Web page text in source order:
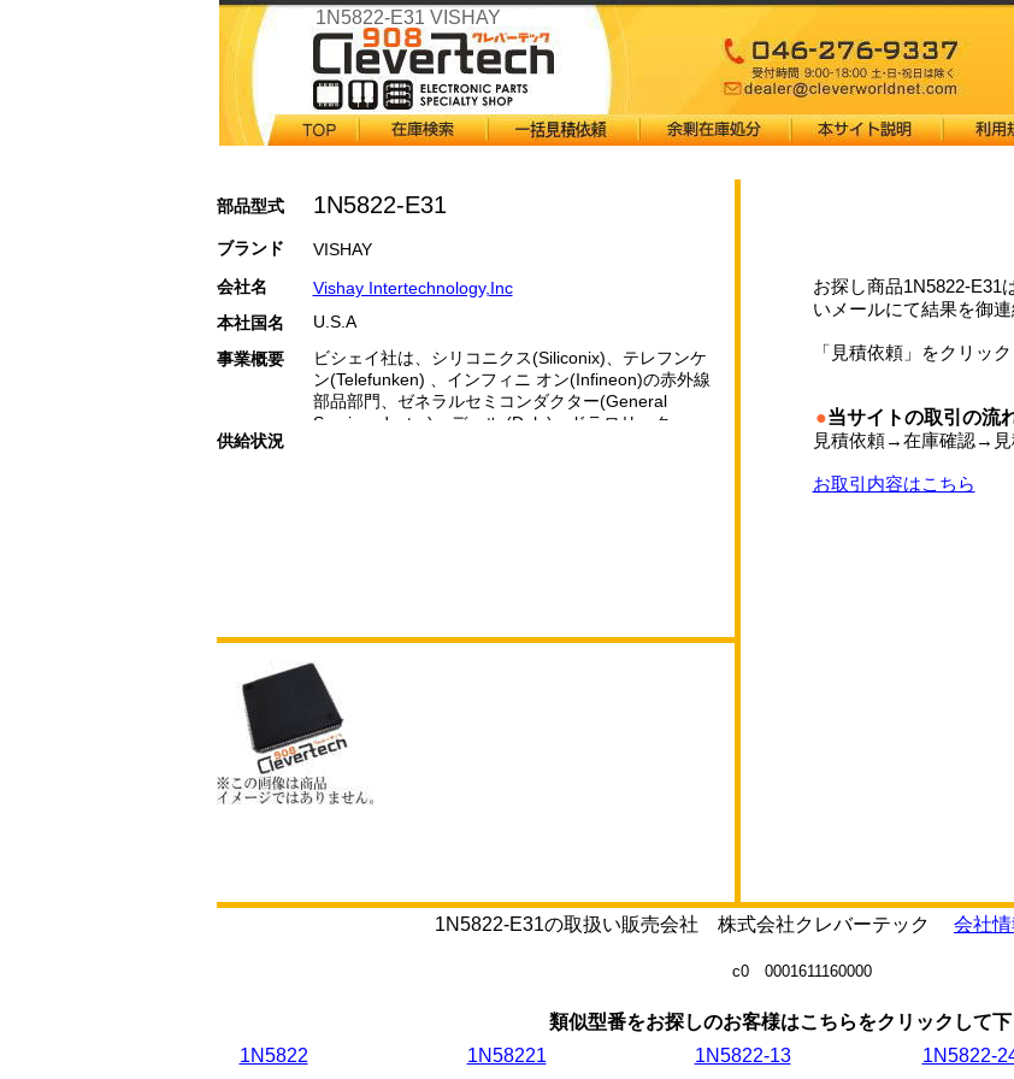
1N5822-E31 VISHAY
部品型式 1N5822-E31
ブランド
VISHAY
会社名
Vishay Intertechnology,Inc
本社国名
U.S.A
事業概要
ビシェイ社は、シリコニクス(Siliconix)、テレフンケ
ン(Telefunken) 、インフィニ オン(Infineon)の赤外線
部品部門、ゼネラルセミコンダクター(General
Semiconductor)、デール (Dale)、ドラロリック
供給状況
お探し商品1N5822-E31
いメールにて結果を御連
「見積依頼」をクリッ
●当サイトの取引の流
見積依頼→在庫確認→
お取引内容はこちら
1N5822-E31の取扱い販売会社 株式会社クレバーテック 会社
c0 0001611160000
類似型番をお探しのお客様はこちらをクリックして下
1N5822
1N58221 1N5822-13 1N5822-